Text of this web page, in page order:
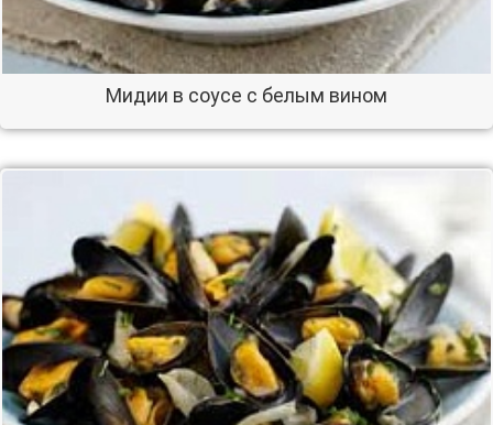
Мидии в соусе с белым вином